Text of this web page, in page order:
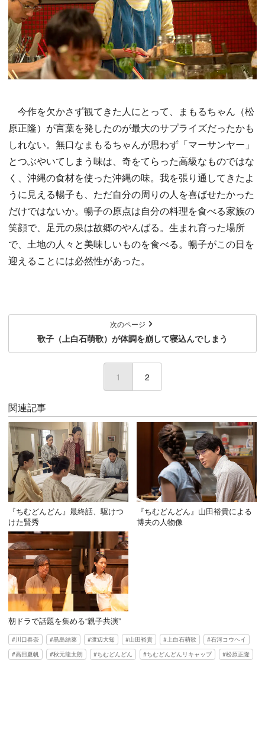
今作を欠かさず観てきた人にとって、まもるちゃん（松
原正隆）が言葉を発したのが最大のサプライズだったかも
しれない。無口なまもるちゃんが思わず「マーサンヤー」
とつぶやいてしまう味は、奇をてらった高級なものではな
く、沖縄の食材を使った沖縄の味。我を張り通してきたよ
うに見える暢子も、ただ自分の周りの人を喜ばせたかった
だけではないか。暢子の原点は自分の料理を食べる家族の
笑顔で、足元の泉は故郷のやんばる。生まれ育った場所
で、土地の人々と美味しいものを食べる。暢子がこの日を
迎えることには必然性があった。
次のページ
歌子（上白石萌歌）が体調を崩して寝込んでしまう
1 (current)
2
関連記事
『ちむどんどん』最終話、駆けつ
けた賢秀
『ちむどんどん』山田裕貴による
博夫の人物像
朝ドラで話題を集める“親子共演”
川口春奈 黒島結菜 渡辺大知 山田裕貴 上白石萌歌
石河コウヘイ
高田夏帆
秋元龍太朗 ちむどんどん ちむどんどんリキャップ 松原正隆